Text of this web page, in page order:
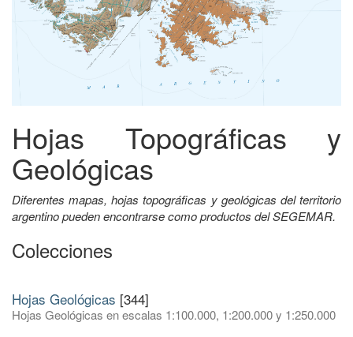
Hojas Topográficas y
Geológicas
Diferentes mapas, hojas topográficas y geológicas del territorio
argentino pueden encontrarse como productos del SEGEMAR.
Colecciones
Hojas Geológicas [344]
Hojas Geológicas en escalas 1:100.000, 1:200.000 y 1:250.000